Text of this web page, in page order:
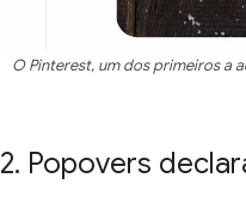
O Pinterest, um dos primeiros a
2. Popovers